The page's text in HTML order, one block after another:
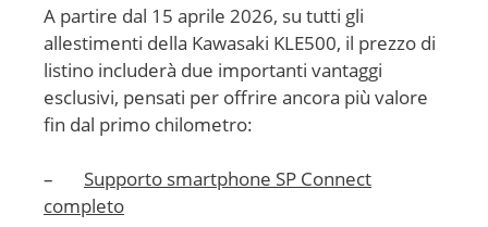
A partire dal 15 aprile 2026, su tutti gli
allestimenti della Kawasaki KLE500, il prezzo di
listino includerà due importanti vantaggi
esclusivi, pensati per offrire ancora più valore
fin dal primo chilometro:
– Supporto smartphone SP Connect
completo